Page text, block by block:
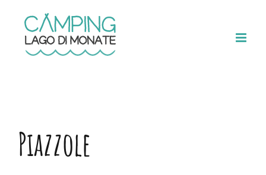
contenuto
Piazzole